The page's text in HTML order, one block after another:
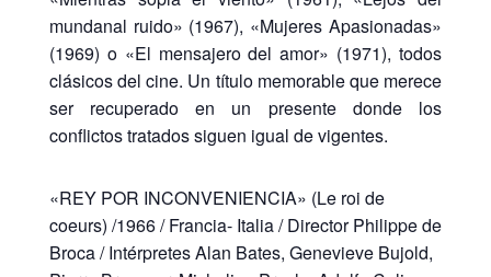
mundanal ruido» (1967), «Mujeres Apasionadas»
(1969) o «El mensajero del amor» (1971), todos
clásicos del cine. Un título memorable que merece
ser recuperado en un presente donde los
conflictos tratados siguen igual de vigentes.
«REY POR INCONVENIENCIA» (Le roi de
coeurs) /1966 / Francia- Italia / Director Philippe de
Broca / Intérpretes Alan Bates, Genevieve Bujold,